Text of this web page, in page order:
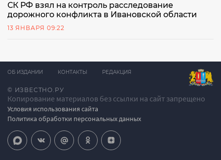
СК РФ взял на контроль расследование
дорожного конфликта в Ивановской области
13 ЯНВАРЯ 09:22
© ИЗВЕСТНО.РУ
Копирование материалов без ссылки на сайт запрещено
Условия использования сайта
Политика обработки персональных данных
ОБ ИЗДАНИИ КОНТАКТЫ РЕДАКЦИЯ